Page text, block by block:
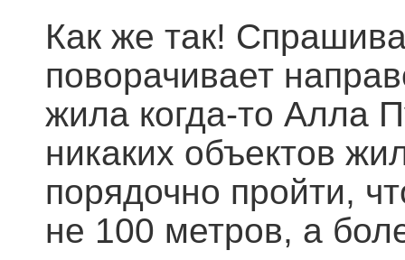
Как же так!
поворачивает
жила когда-то Алла
никаких объектов
порядочно пройти,
не 100 метров, а